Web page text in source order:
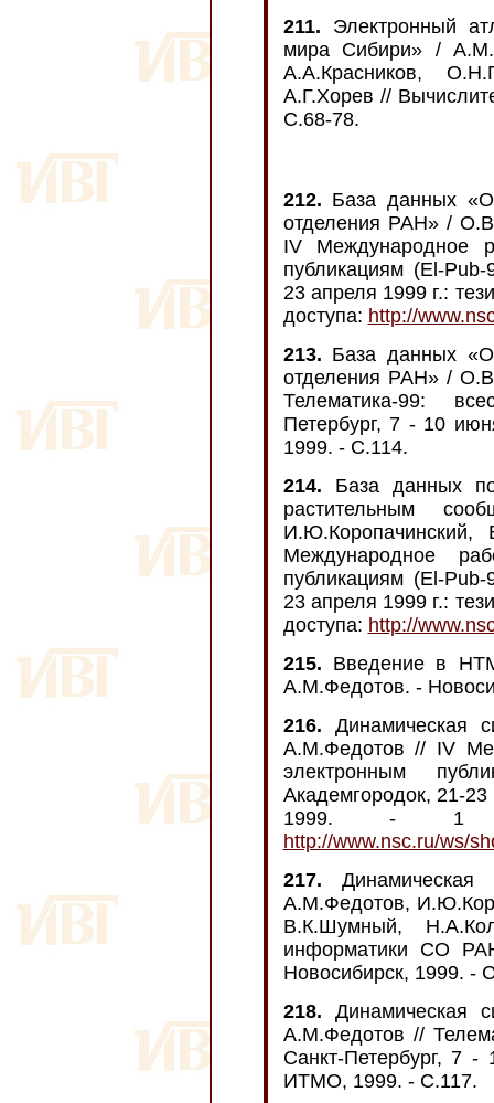
211. Электронный
мира Сибири» /
А.А.Красников,
А.Г.Хорев //
С.68-78.
212. База данных
отделения РАН» /
IV Международное
публикациям (El-
23 апреля 1999 г.:
доступа: http://
213. База данных
отделения РАН» /
Телематика-99:
Петербург, 7 - 10
1999. - С.114.
214. База данных
растительным
Международное
публикациям (El-
23 апреля 1999 г.:
доступа: http://
215. Введение в
А.М.Федотов. -
216. Динамическая
А.М.Федотов // IV
электронным
Академгородок, 21-
1999. - 1
http://www.nsc.ru/ws/
217.
А.М.Федотов,
В.К.Шумный,
информатики СО
Новосибирск, 1999. -
218. Динамическая
А.М.Федотов //
Санкт-Петербург, 7
ИТМО, 1999. - С.117.